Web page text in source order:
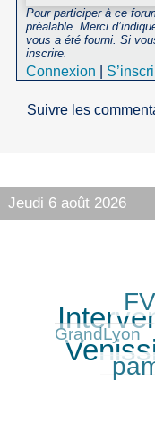
Pour participer à ce
préalable. Merci
vous a été fourni. Si
inscrire.
Connexion
Suivre les
Jeudi 6 août 2026
141/416
GrandLyon
416/416
172/416
320/416